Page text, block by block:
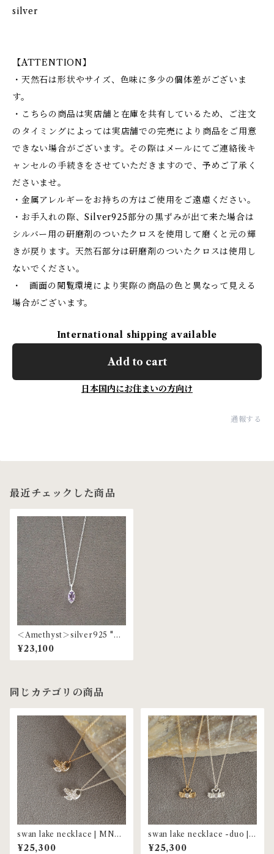
silver
【ATTENTION】
・天然石は形状やサイズ、色味に多少の個体差がございま
す。
・こちらの商品は実店舗と在庫を共有しているため、ご注文
のタイミングによっては実店舗での完売により商品をご用意
できない場合がございます。その際はメールにてご連絡後キ
ャンセルの手続きをさせていただきますので、予めご了承く
ださいませ。
・金属アレルギーをお持ちの方はご使用をご遠慮ください。
・お手入れの際、Silver925部分の黒ずみが出て来た場合は
シルバー用の研磨剤のついたクロスを使用して磨くと元の輝
きが戻ります。天然石部分は研磨剤のついたクロスは使用し
ないでください。
・ 画面の閲覧環境により実際の商品の色と異なって見える
場合がございます。
International shipping available
Add to cart
日本国内にお住まいの方向け
通報する
最近チェックした商品
＜Amethyst＞silver925 "ge
m stone" grain necklace |
MNL-55
¥23,100
同じカテゴリの商品
swan lake necklace | MNL-
79
¥25,300
swan lake necklace -duo |
MNL-80
¥25,300